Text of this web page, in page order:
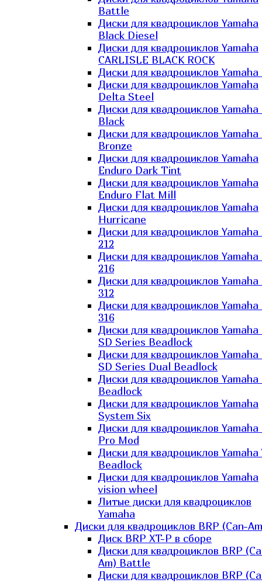
Battle
Диски для квадроциклов Yamaha
Black Diesel
Диски для квадроциклов Yamaha
CARLISLE BLACK ROCK
Диски для квадроциклов Yamaha
Диски для квадроциклов Yamaha
Delta Steel
Диски для квадроциклов
Black
Диски для квадроциклов
Bronze
Диски для квадроциклов Yamaha
Enduro Dark Tint
Диски для квадроциклов Yamaha
Enduro Flat Mill
Диски для квадроциклов Yamaha
Hurricane
Диски для квадроциклов
212
Диски для квадроциклов
216
Диски для квадроциклов
312
Диски для квадроциклов
316
Диски для квадроциклов
SD Series Beadlock
Диски для квадроциклов
SD Series Dual Beadlock
Диски для квадроциклов Yamaha
Beadlock
Диски для квадроциклов Yamaha
System Six
Диски для квадроциклов Yamaha
Pro Mod
Диски для квадроциклов Yamaha
Beadlock
Диски для квадроциклов Yamaha
vision wheel
Литые диски для квадроциклов
Yamaha
Диски для квадроциклов BRP (Can-
Диск BRP XT-P в сборе
Диски для квадроциклов BRP
Am) Battle
Диски для квадроциклов BRP